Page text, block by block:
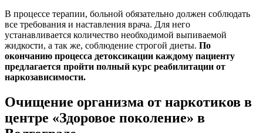
В процессе терапии, больной обязательно должен соблюдать
все требования и наставления врача. Для него
устанавливается количество необходимой выпиваемой
жидкости, а так же, соблюдение строгой диеты. По
окончанию процесса детоксикации каждому пациенту
предлагается пройти полный курс реабилитации от
наркозависимости.
Очищение организма от наркотиков в
центре «Здоровое поколение» в